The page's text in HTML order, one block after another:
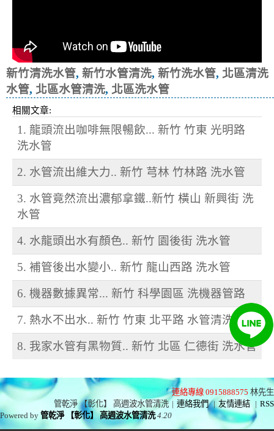
新竹清洗水管, 新竹水管清洗, 新竹洗水管, 北區清洗
水管, 北區水管清洗, 北區洗水管
相關文章:
1. 龍頭流出咖啡無限暢飲... 新竹 竹東 光明路
洗水管
2. 水管流出維大力.. 新竹 芎林 竹林路 洗水管
3. 水管竟然流出濃郁拿鐵..新竹 橫山 新興街 洗
水管
4. 水龍頭出水有顏色.. 新竹 園後街 洗水管
5. 補管後出水變小.. 新竹 龍山西路 洗水管
6. 機器數據異常... 新竹 科學園區 洗機器管路
7. 熱水不出水.. 新竹 竹東 北平路 水管清洗
8. 我家水管有黑物質.. 新竹 北區 仁德街 洗水管
連絡專線 0915888575 林先生
管乾淨 【彰化】 高週波水管清洗 | 連絡我們 | 友情連結 | RSS
Powered by管乾淨 【彰化】 高週波水管清洗 4.20